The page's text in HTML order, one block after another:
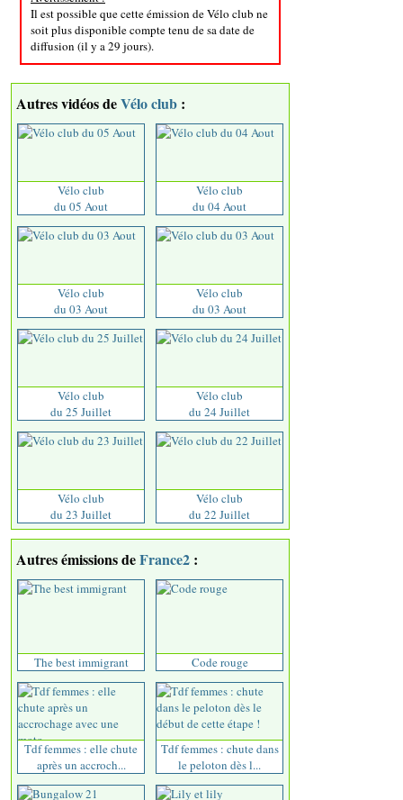
Il est possible que cette émission de Vélo club ne
soit plus disponible compte tenu de sa date de
diffusion (il y a 29 jours).
Autres vidéos deVélo club :
Vélo club
du 05 Aout
Vélo club
du 04 Aout
Vélo club
du 03 Aout
Vélo club
du 03 Aout
Vélo club
du 25 Juillet
Vélo club
du 24 Juillet
Vélo club
du 23 Juillet
Vélo club
du 22 Juillet
Autres émissions deFrance2 :
The best immigrant Code rouge
Tdf femmes : elle chute
après un accroch...
Tdf femmes : chute dans
le peloton dès l...